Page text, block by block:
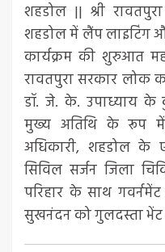
शहडोल || श्री
शहडोल में लैंप लाइटिंग
कार्यक्रम की शुरुआत
रावतपुरा सरकार लोक
डॉ. जे. के. उपाध्याय के
मुख्य अतिथि के रूप में
अधिकारी, शहडोल के
सिविल सर्जन जिला
परिहार के साथ
सुखनंदन को गुलदस्ता भेंट